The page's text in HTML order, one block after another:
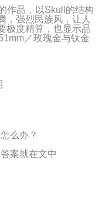
作品，以Skull的结构
，强烈民族风，让人
极度精算，也显示品
／玫瑰金与钛金
么办？
案就在文中